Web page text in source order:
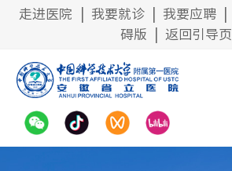
走进医院 我要就诊 我要应聘
碍版
返回引导页